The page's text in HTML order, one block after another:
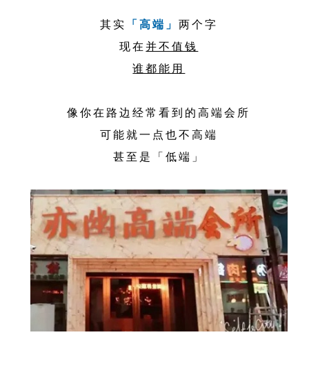
其实 「高端」 两个字
现在并不值钱
谁都能用
像你在路边经常看到的高端会所
可能就一点也不高端
甚至是「低端」